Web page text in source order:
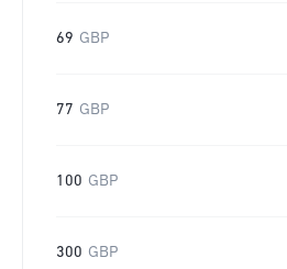
69 GBP
77 GBP
100 GBP
300 GBP